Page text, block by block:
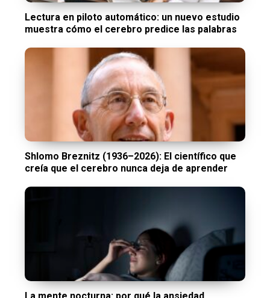
Lectura en piloto automático: un nuevo estudio
muestra cómo el cerebro predice las palabras
Shlomo Breznitz (1936–2026): El científico que
creía que el cerebro nunca deja de aprender